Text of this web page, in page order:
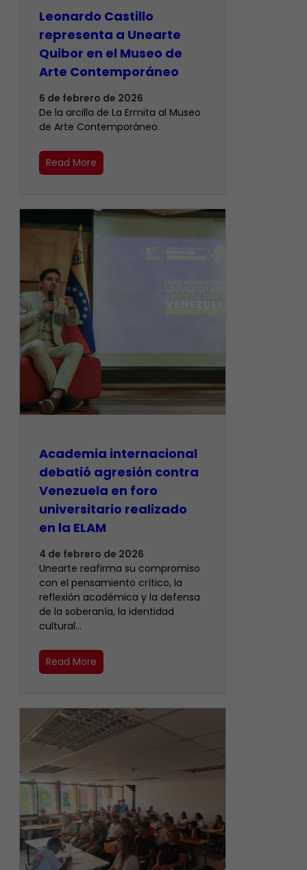
Leonardo Castillo
representa a Unearte
Quibor en el Museo de
Arte Contemporáneo
6 de febrero de 2026
De la arcilla de La Ermita al Museo
de Arte Contemporáneo.
Read More
Academia internacional
debatió agresión contra
Venezuela en foro
universitario realizado
en la ELAM
4 de febrero de 2026
Unearte reafirma su compromiso
con el pensamiento crítico, la
reflexión académica y la defensa
de la soberanía, la identidad
cultural…
Read More